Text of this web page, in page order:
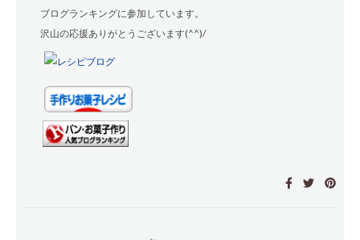
ブログランキングに参加しています。
沢山の応援ありがとうございます(^^)/